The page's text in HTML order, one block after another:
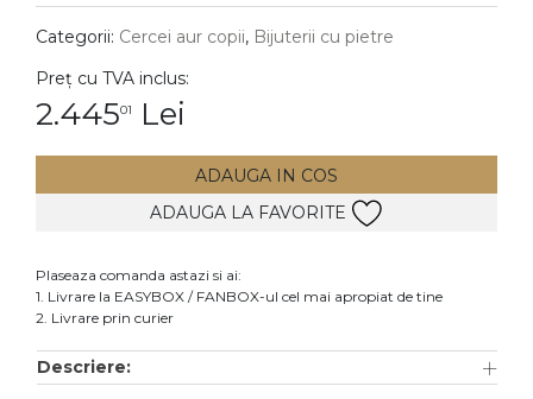
DIAMANTE Vezi toate
Cercei
Accesorii
Categorii: Cercei aur copii, Bijuterii cu pietre
Preț cu TVA inclus:
2.44501 Lei
ADAUGA IN COS
ADAUGA LA FAVORITE
Plaseaza comanda astazi si ai:
1. Livrare la EASYBOX / FANBOX-ul cel mai apropiat de tine
2. Livrare prin curier
Descriere: